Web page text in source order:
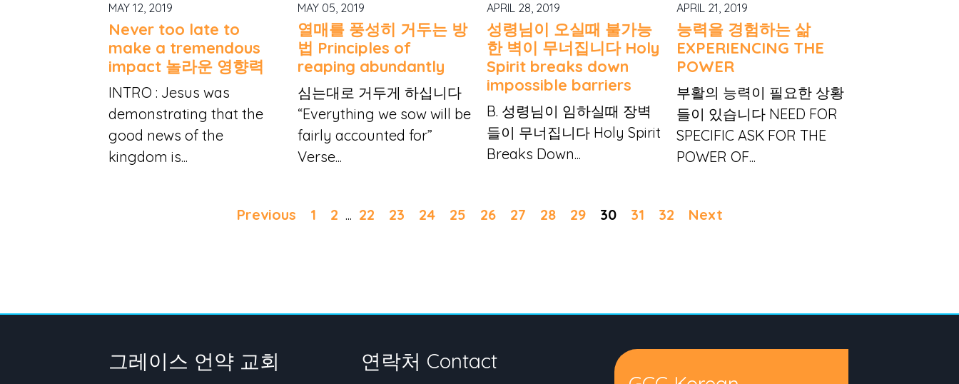
MAY 12, 2019
Never too late to
make a tremendous
impact 놀라운 영향력
INTRO : Jesus was
demonstrating that the
good news of the
kingdom is...
MAY 05, 2019
열매를 풍성히 거두는 방
법 Principles of
reaping abundantly
심는대로 거두게 하십니다
“Everything we sow will be
fairly accounted for”
Verse...
APRIL 28, 2019
성령님이 오실때 불가능
한 벽이 무너집니다 Holy
Spirit breaks down
impossible barriers
B. 성령님이 임하실때 장벽
들이 무너집니다 Holy Spirit
Breaks Down...
APRIL 21, 2019
능력을 경험하는 삶
EXPERIENCING THE
POWER
부활의 능력이 필요한 상황
들이 있습니다 NEED FOR
SPECIFIC ASK FOR THE
POWER OF...
Previous 1 2 ... 22 23 24 25 26 27 28 29 30 31 32 Next
그레이스 언약 교회
연락처 Contact